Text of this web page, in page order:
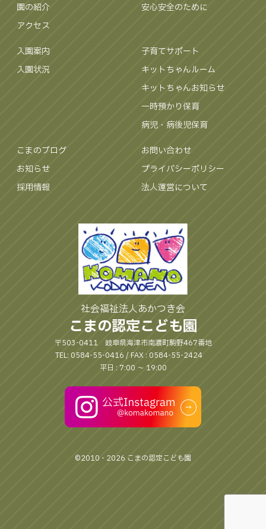
園の紹介
アクセス
安心安全のために
入園案内
入園状況
子育てサポート
キットちゃんルーム
キットちゃんお知らせ
一時預かり保育
病児・病後児保育
こまのブログ
お知らせ
採用情報
お問い合わせ
プライバシーポリシー
法人運営について
社会福祉法人あかつき会
こまの認定こども園
〒503-0411 岐阜県海津市南濃町駒野467番地
TEL: 0584-55-0416 / FAX : 0584-55-2424
平日 : 7:00 〜 19:00
©2010 - 2026 こまの認定こども園